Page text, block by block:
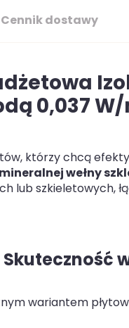
Cennik dostawy
0,037
którzy chcą
mineralnej wełny
lub szkieletowych,
wariantem